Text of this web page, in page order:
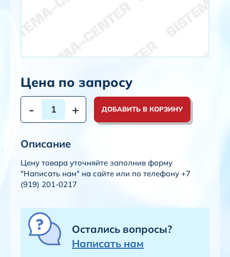
Цена по запросу
- + ДОБАВИТЬ В КОРЗИНУ
Описание
Цену товара уточняйте заполнив форму
"Написать нам" на сайте или по телефону +7
(919) 201-0217
Остались вопросы?
Написать нам